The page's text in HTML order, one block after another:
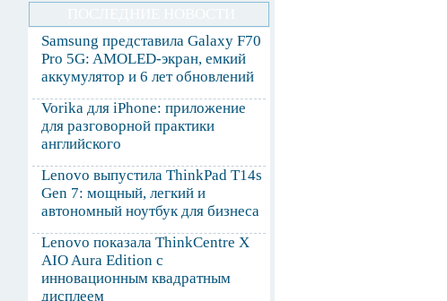
Samsung представила Galaxy F70
Pro 5G: AMOLED-экран, емкий
аккумулятор и 6 лет обновлений
Vorika для iPhone: приложение
для разговорной практики
английского
Lenovo выпустила ThinkPad T14s
Gen 7: мощный, легкий и
автономный ноутбук для бизнеса
Lenovo показала ThinkCentre X
AIO Aura Edition с
инновационным квадратным
дисплеем